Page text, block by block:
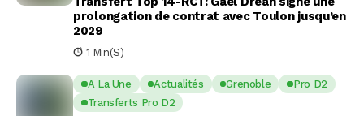
prolongation de contrat avec Toulon jusqu’en
2029
1 Min(s)
A La Une Actualités Grenoble
Pro D2
Transferts Pro D2